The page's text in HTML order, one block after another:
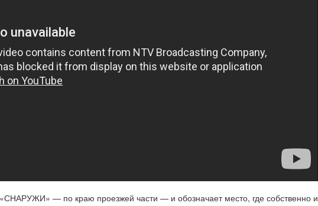
— по краю проезжей части — и обозначает место, где собственно и